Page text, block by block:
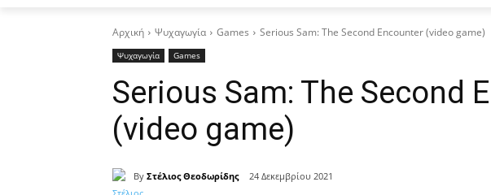
Αρχική Ψυχαγωγία Games Serious Sam: The Second Encounter (video game)
Ψυχαγωγία Games
Serious Sam: The Second
(video game)
By Στέλιος Θεοδωρίδης 24 Δεκεμβρίου 2021